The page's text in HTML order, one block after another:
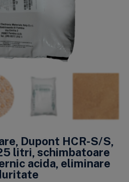
Dupont HCR-S/S,
litri, schimbatoare
acida, eliminare